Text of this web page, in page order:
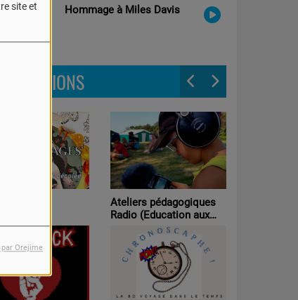
site et
par Orejime
Hommage à Miles Davis
ÉMISSIONS
Ateliers pédagogiques
Radio (Education aux